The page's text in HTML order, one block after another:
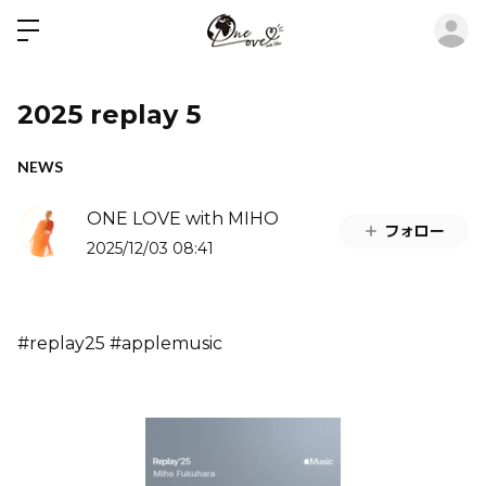
2025 replay 5
NEWS
ONE LOVE with MIHO
2025/12/03 08:41
フォロー
#replay25 #applemusic